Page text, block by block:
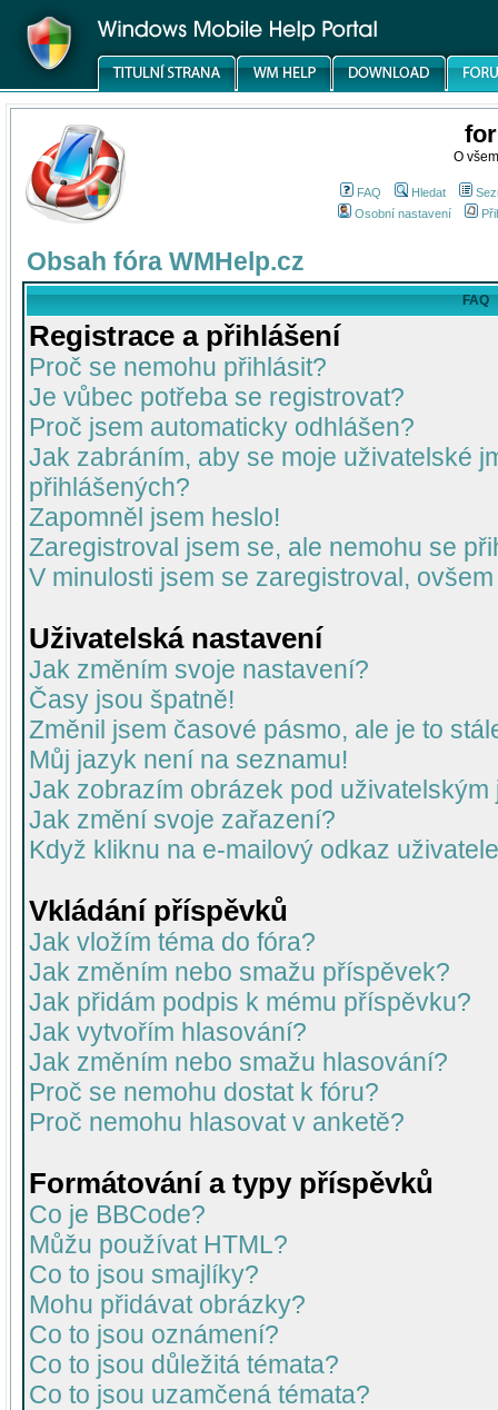
O
FAQ Hledat
Osobní nastavení
Obsah fóra WMHelp.cz
FAQ
Registrace a přihlášení
Proč se nemohu přihlásit?
Je vůbec potřeba se registrovat?
Proč jsem automaticky odhlášen?
Jak zabráním, aby se moje uživatelské
přihlášených?
Zapomněl jsem heslo!
Zaregistroval jsem se, ale nemohu se
V minulosti jsem se zaregistroval,
Uživatelská nastavení
Jak změním svoje nastavení?
Časy jsou špatně!
Změnil jsem časové pásmo, ale je to
Můj jazyk není na seznamu!
Jak zobrazím obrázek pod uživatelským
Jak změní svoje zařazení?
Když kliknu na e-mailový odkaz
Vkládání příspěvků
Jak vložím téma do fóra?
Jak změním nebo smažu příspěvek?
Jak přidám podpis k mému příspěvku?
Jak vytvořím hlasování?
Jak změním nebo smažu hlasování?
Proč se nemohu dostat k fóru?
Proč nemohu hlasovat v anketě?
Formátování a typy příspěvků
Co je BBCode?
Můžu používat HTML?
Co to jsou smajlíky?
Mohu přidávat obrázky?
Co to jsou oznámení?
Co to jsou důležitá témata?
Co to jsou uzamčená témata?